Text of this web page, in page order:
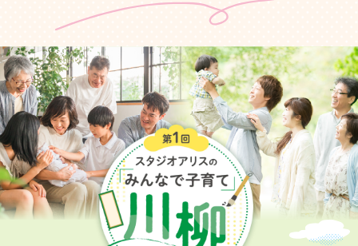
企業の取り組み
「こどもまんなか応援サポーター」の参画
仕事体験テーマパーク
「Kandu（カンドゥー）」への出展・協賛
職業体験イベント
「みらいのたからばこ」への出展
「あけみちゃん基金家族撮影会」
ゴルフ「ジュニアカップ」開催